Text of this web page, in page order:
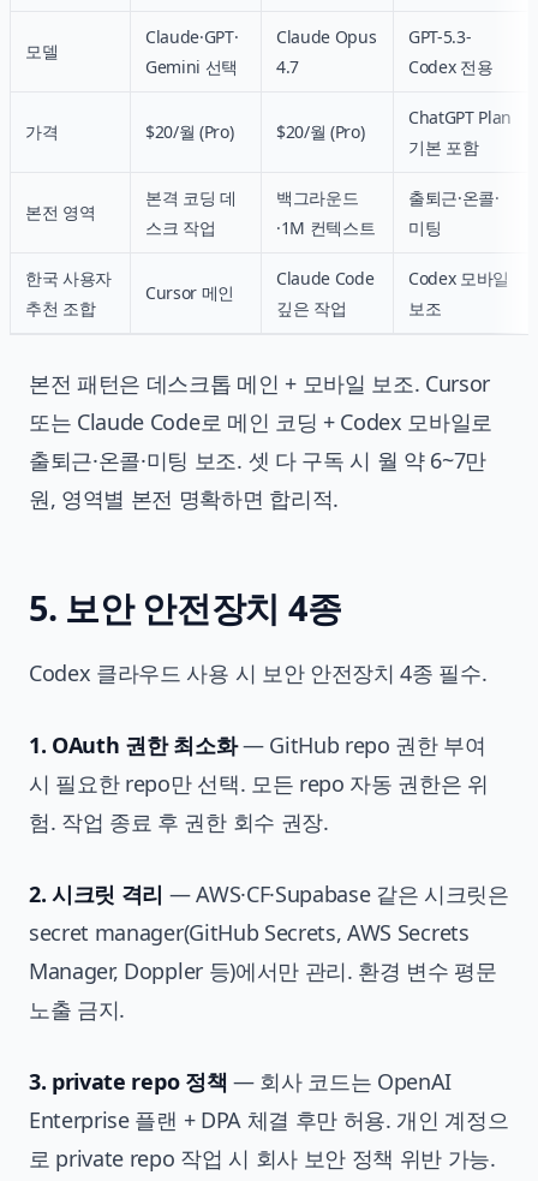
모델
Claude·GPT·
Gemini 선택
Claude Opus
4.7
GPT-5.3-
Codex 전용
가격 $20/월 (Pro) $20/월 (Pro)
ChatGPT Plan
기본 포함
본전 영역
본격 코딩 데
스크 작업
백그라운드
·1M 컨텍스트
출퇴근·온콜·
미팅
한국 사용자
추천 조합
Cursor 메인
Claude Code
깊은 작업
Codex 모바일
보조
본전 패턴은 데스크톱 메인 + 모바일 보조. Cursor
또는 Claude Code로 메인 코딩 + Codex 모바일로
출퇴근·온콜·미팅 보조. 셋 다 구독 시 월 약 6~7만
원, 영역별 본전 명확하면 합리적.
5. 보안 안전장치 4종
Codex 클라우드 사용 시 보안 안전장치 4종 필수.
1. OAuth 권한 최소화— GitHub repo 권한 부여
시 필요한 repo만 선택. 모든 repo 자동 권한은 위
험. 작업 종료 후 권한 회수 권장.
2. 시크릿 격리 — AWS·CF·Supabase 같은 시크릿은
secret manager(GitHub Secrets, AWS Secrets
Manager, Doppler 등)에서만 관리. 환경 변수 평문
노출 금지.
3. private repo 정책 — 회사 코드는 OpenAI
Enterprise 플랜 + DPA 체결 후만 허용. 개인 계정으
로 private repo 작업 시 회사 보안 정책 위반 가능.